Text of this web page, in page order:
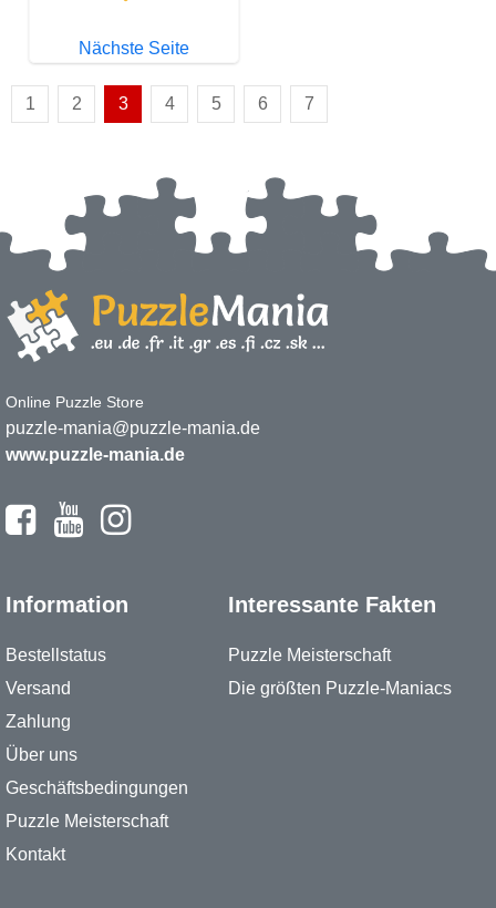
Nächste Seite
1 2 3 4 5 6 7
Online Puzzle Store
puzzle-mania@puzzle-mania.de
www.puzzle-mania.de
Information
Bestellstatus
Versand
Zahlung
Über uns
Geschäftsbedingungen
Puzzle Meisterschaft
Kontakt
Interessante Fakten
Puzzle Meisterschaft
Die größten Puzzle-Maniacs